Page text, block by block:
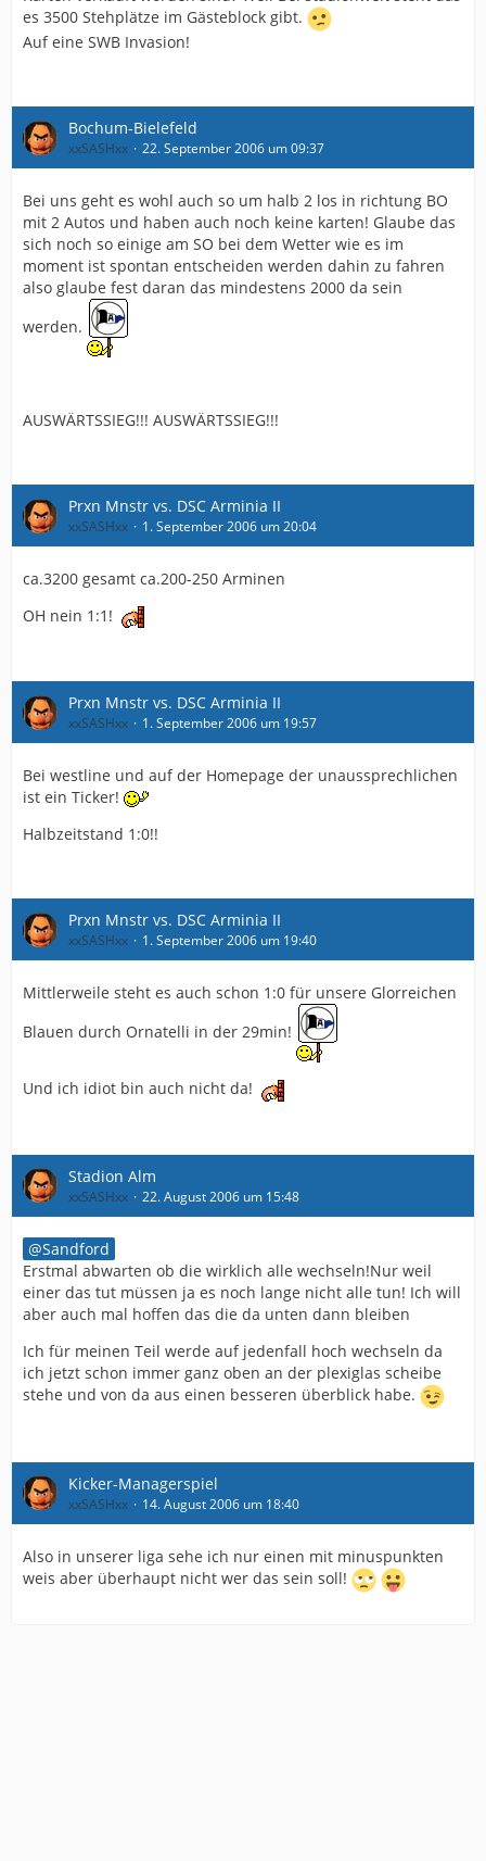
es 3500 Stehplätze im Gästeblock gibt.
Auf eine SWB Invasion!
Bochum-Bielefeld
xxSASHxx 22. September 2006 um 09:37
Bei uns geht es wohl auch so um halb 2 los in richtung BO
mit 2 Autos und haben auch noch keine karten! Glaube das
sich noch so einige am SO bei dem Wetter wie es im
moment ist spontan entscheiden werden dahin zu fahren
also glaube fest daran das mindestens 2000 da sein
werden.
AUSWÄRTSSIEG!!! AUSWÄRTSSIEG!!!
Prxn Mnstr vs. DSC Arminia II
xxSASHxx 1. September 2006 um 20:04
ca.3200 gesamt ca.200-250 Arminen
OH nein 1:1!
Prxn Mnstr vs. DSC Arminia II
xxSASHxx 1. September 2006 um 19:57
Bei westline und auf der Homepage der unaussprechlichen
ist ein Ticker!
Halbzeitstand 1:0!!
Prxn Mnstr vs. DSC Arminia II
xxSASHxx 1. September 2006 um 19:40
Mittlerweile steht es auch schon 1:0 für unsere Glorreichen
Blauen durch Ornatelli in der 29min!
Und ich idiot bin auch nicht da!
Stadion Alm
xxSASHxx 22. August 2006 um 15:48
Sandford
Erstmal abwarten ob die wirklich alle wechseln!Nur weil
einer das tut müssen ja es noch lange nicht alle tun! Ich will
aber auch mal hoffen das die da unten dann bleiben
Ich für meinen Teil werde auf jedenfall hoch wechseln da
ich jetzt schon immer ganz oben an der plexiglas scheibe
stehe und von da aus einen besseren überblick habe.
Kicker-Managerspiel
xxSASHxx 14. August 2006 um 18:40
Also in unserer liga sehe ich nur einen mit minuspunkten
weis aber überhaupt nicht wer das sein soll!